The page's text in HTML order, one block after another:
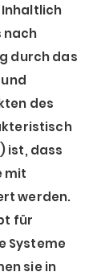
nach
durch das
des
ist, dass
mit
werden.
für
Systeme
sie in